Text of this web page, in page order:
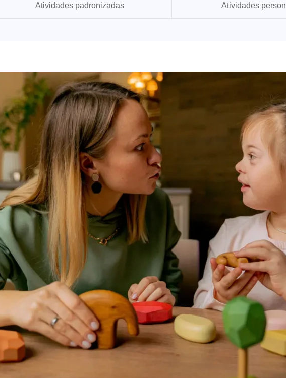
Atividades padronizadas Atividades